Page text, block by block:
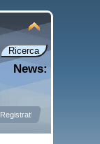
News:
Registrati